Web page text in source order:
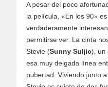
A pesar del poco
la película, «En los 90»
verdaderamente
permitirse ver. La cinta
Stevie (Sunny Suljic), un
esa muy delgada línea
pubertad. Viviendo junto